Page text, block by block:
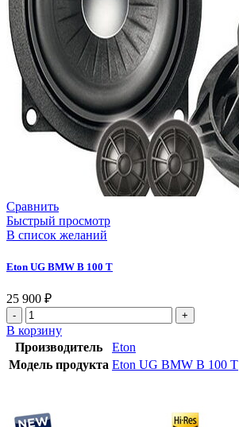
Сравнить
Быстрый просмотр
В список желаний
Eton UG BMW B 100 T
25 900 ₽
В корзину
Производитель
Eton
Модель продукта Eton UG BMW B 100 T